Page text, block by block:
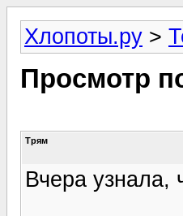
Хлопоты.ру >
Просмотр
Трям
Вчера узнала,